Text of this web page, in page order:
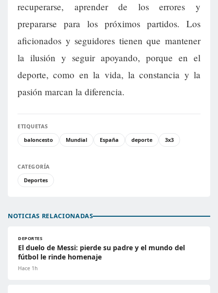
recuperarse, aprender de los errores y
prepararse para los próximos partidos. Los
aficionados y seguidores tienen que mantener
la ilusión y seguir apoyando, porque en el
deporte, como en la vida, la constancia y la
pasión marcan la diferencia.
ETIQUETAS
baloncesto
Mundial España deporte 3x3
CATEGORÍA
Deportes
NOTICIAS RELACIONADAS
DEPORTES
El duelo de Messi: pierde su padre y el mundo del
fútbol le rinde homenaje
Hace 1h